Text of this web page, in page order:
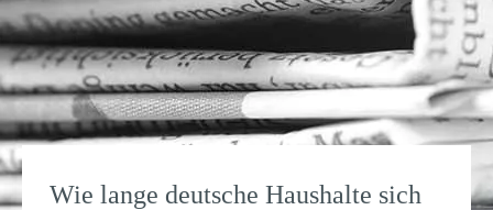
Wie lange deutsche Haushalte sich